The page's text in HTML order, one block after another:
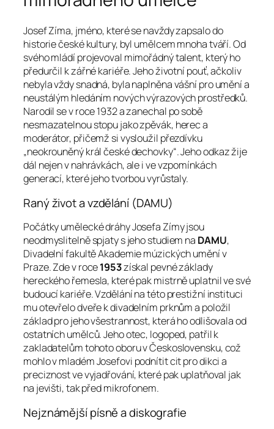
Josef Zíma, jméno, které se navždy zapsalo do
historie české kultury, byl umělcem mnoha tváří. Od
svého mládí projevoval mimořádný talent, který ho
předurčil k zářné kariéře. Jeho životní pouť, ačkoliv
nebyla vždy snadná, byla naplněna vášní pro umění a
neustálým hledáním nových výrazových prostředků.
Narodil se v roce 1932 a zanechal po sobě
nesmazatelnou stopu jako zpěvák, herec a
moderátor, přičemž si vysloužil přezdívku
„neokrouněný král české dechovky“. Jeho odkaz žije
dál nejen v nahrávkách, ale i ve vzpomínkách
generací, které jeho tvorbou vyrůstaly.
Raný život a vzdělání (DAMU)
Počátky umělecké dráhy Josefa Zímy jsou
neodmyslitelně spjaty s jeho studiem na DAMU,
Divadelní fakultě Akademie múzických umění v
Praze. Zde v roce1953získal pevné základy
hereckého řemesla, které pak mistrně uplatnil ve své
budoucí kariéře. Vzdělání na této prestižní instituci
mu otevřelo dveře k divadelním prknům a položil
základ pro jeho všestrannost, která ho odlišovala od
ostatních umělců. Jeho otec, logoped, patřil k
zakladatelům tohoto oboru v Československu, což
mohlo v mladém Josefovi podnítit cit pro dikci a
preciznost ve vyjadřování, které pak uplatňoval jak
na jevišti, tak před mikrofonem.
Nejznámější písně a diskografie